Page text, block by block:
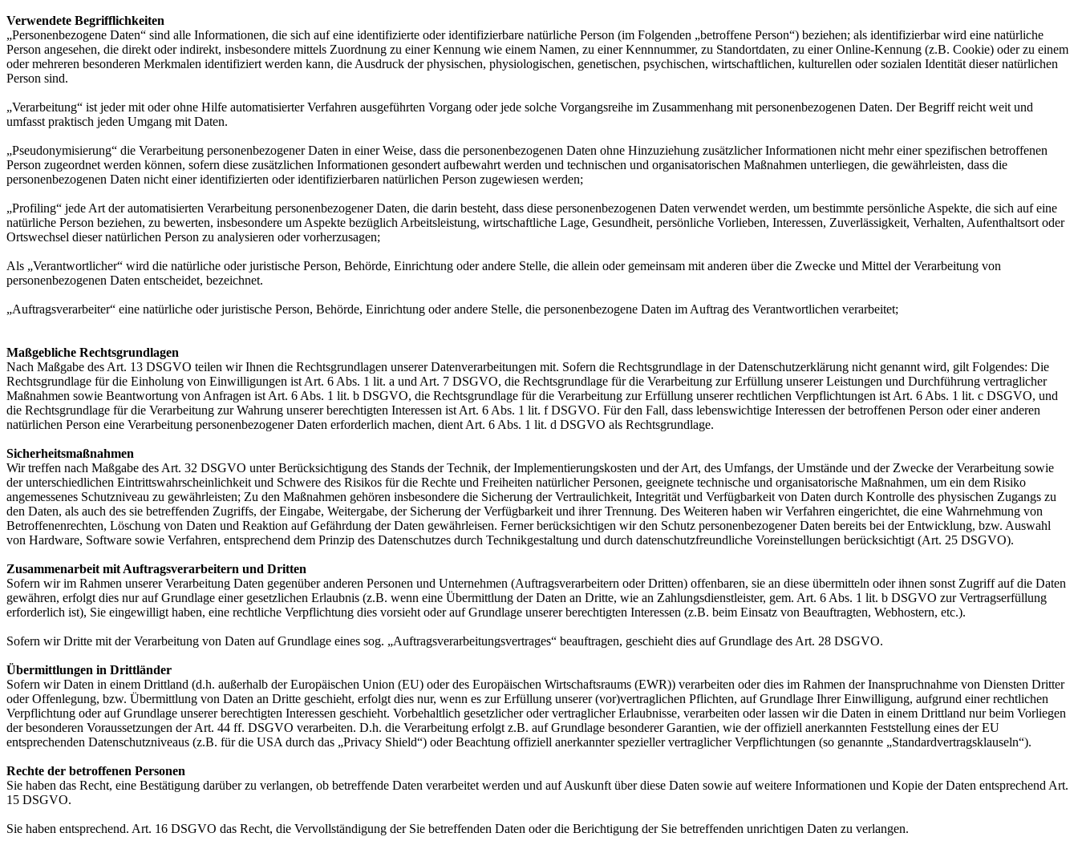
Verwendete Begrifflichkeiten
„Personenbezogene Daten“ sind alle Informationen, die sich auf eine identifizierte oder identifizierbare natürliche Person (im Folgenden „betroffene Person“) beziehen; als identifizierbar wird eine natürliche
Person angesehen, die direkt oder indirekt, insbesondere mittels Zuordnung zu einer Kennung wie einem Namen, zu einer Kennnummer, zu Standortdaten, zu einer Online-Kennung (z.B. Cookie) oder zu einem
oder mehreren besonderen Merkmalen identifiziert werden kann, die Ausdruck der physischen, physiologischen, genetischen, psychischen, wirtschaftlichen, kulturellen oder sozialen Identität dieser natürlichen
Person sind.
„Verarbeitung“ ist jeder mit oder ohne Hilfe automatisierter Verfahren ausgeführten Vorgang oder jede solche Vorgangsreihe im Zusammenhang mit personenbezogenen Daten. Der Begriff reicht weit und
umfasst praktisch jeden Umgang mit Daten.
„Pseudonymisierung“ die Verarbeitung personenbezogener Daten in einer Weise, dass die personenbezogenen Daten ohne Hinzuziehung zusätzlicher Informationen nicht mehr einer spezifischen betroffenen
Person zugeordnet werden können, sofern diese zusätzlichen Informationen gesondert aufbewahrt werden und technischen und organisatorischen Maßnahmen unterliegen, die gewährleisten, dass die
personenbezogenen Daten nicht einer identifizierten oder identifizierbaren natürlichen Person zugewiesen werden;
„Profiling“ jede Art der automatisierten Verarbeitung personenbezogener Daten, die darin besteht, dass diese personenbezogenen Daten verwendet werden, um bestimmte persönliche Aspekte, die sich auf eine
natürliche Person beziehen, zu bewerten, insbesondere um Aspekte bezüglich Arbeitsleistung, wirtschaftliche Lage, Gesundheit, persönliche Vorlieben, Interessen, Zuverlässigkeit, Verhalten, Aufenthaltsort oder
Ortswechsel dieser natürlichen Person zu analysieren oder vorherzusagen;
Als „Verantwortlicher“ wird die natürliche oder juristische Person, Behörde, Einrichtung oder andere Stelle, die allein oder gemeinsam mit anderen über die Zwecke und Mittel der Verarbeitung von
personenbezogenen Daten entscheidet, bezeichnet.
„Auftragsverarbeiter“ eine natürliche oder juristische Person, Behörde, Einrichtung oder andere Stelle, die personenbezogene Daten im Auftrag des Verantwortlichen verarbeitet;
Maßgebliche Rechtsgrundlagen
Nach Maßgabe des Art. 13 DSGVO teilen wir Ihnen die Rechtsgrundlagen unserer Datenverarbeitungen mit. Sofern die Rechtsgrundlage in der Datenschutzerklärung nicht genannt wird, gilt Folgendes: Die
Rechtsgrundlage für die Einholung von Einwilligungen ist Art. 6 Abs. 1 lit. a und Art. 7 DSGVO, die Rechtsgrundlage für die Verarbeitung zur Erfüllung unserer Leistungen und Durchführung vertraglicher
Maßnahmen sowie Beantwortung von Anfragen ist Art. 6 Abs. 1 lit. b DSGVO, die Rechtsgrundlage für die Verarbeitung zur Erfüllung unserer rechtlichen Verpflichtungen ist Art. 6 Abs. 1 lit. c DSGVO, und
die Rechtsgrundlage für die Verarbeitung zur Wahrung unserer berechtigten Interessen ist Art. 6 Abs. 1 lit. f DSGVO. Für den Fall, dass lebenswichtige Interessen der betroffenen Person oder einer anderen
natürlichen Person eine Verarbeitung personenbezogener Daten erforderlich machen, dient Art. 6 Abs. 1 lit. d DSGVO als Rechtsgrundlage.
Sicherheitsmaßnahmen
Wir treffen nach Maßgabe des Art. 32 DSGVO unter Berücksichtigung des Stands der Technik, der Implementierungskosten und der Art, des Umfangs, der Umstände und der Zwecke der Verarbeitung sowie
der unterschiedlichen Eintrittswahrscheinlichkeit und Schwere des Risikos für die Rechte und Freiheiten natürlicher Personen, geeignete technische und organisatorische Maßnahmen, um ein dem Risiko
angemessenes Schutzniveau zu gewährleisten; Zu den Maßnahmen gehören insbesondere die Sicherung der Vertraulichkeit, Integrität und Verfügbarkeit von Daten durch Kontrolle des physischen Zugangs zu
den Daten, als auch des sie betreffenden Zugriffs, der Eingabe, Weitergabe, der Sicherung der Verfügbarkeit und ihrer Trennung. Des Weiteren haben wir Verfahren eingerichtet, die eine Wahrnehmung von
Betroffenenrechten, Löschung von Daten und Reaktion auf Gefährdung der Daten gewährleisen. Ferner berücksichtigen wir den Schutz personenbezogener Daten bereits bei der Entwicklung, bzw. Auswahl
von Hardware, Software sowie Verfahren, entsprechend dem Prinzip des Datenschutzes durch Technikgestaltung und durch datenschutzfreundliche Voreinstellungen berücksichtigt (Art. 25 DSGVO).
Zusammenarbeit mit Auftragsverarbeitern und Dritten
Sofern wir im Rahmen unserer Verarbeitung Daten gegenüber anderen Personen und Unternehmen (Auftragsverarbeitern oder Dritten) offenbaren, sie an diese übermitteln oder ihnen sonst Zugriff auf die Daten
gewähren, erfolgt dies nur auf Grundlage einer gesetzlichen Erlaubnis (z.B. wenn eine Übermittlung der Daten an Dritte, wie an Zahlungsdienstleister, gem. Art. 6 Abs. 1 lit. b DSGVO zur Vertragserfüllung
erforderlich ist), Sie eingewilligt haben, eine rechtliche Verpflichtung dies vorsieht oder auf Grundlage unserer berechtigten Interessen (z.B. beim Einsatz von Beauftragten, Webhostern, etc.).
Sofern wir Dritte mit der Verarbeitung von Daten auf Grundlage eines sog. „Auftragsverarbeitungsvertrages“ beauftragen, geschieht dies auf Grundlage des Art. 28 DSGVO.
Übermittlungen in Drittländer
Sofern wir Daten in einem Drittland (d.h. außerhalb der Europäischen Union (EU) oder des Europäischen Wirtschaftsraums (EWR)) verarbeiten oder dies im Rahmen der Inanspruchnahme von Diensten Dritter
oder Offenlegung, bzw. Übermittlung von Daten an Dritte geschieht, erfolgt dies nur, wenn es zur Erfüllung unserer (vor)vertraglichen Pflichten, auf Grundlage Ihrer Einwilligung, aufgrund einer rechtlichen
Verpflichtung oder auf Grundlage unserer berechtigten Interessen geschieht. Vorbehaltlich gesetzlicher oder vertraglicher Erlaubnisse, verarbeiten oder lassen wir die Daten in einem Drittland nur beim Vorliegen
der besonderen Voraussetzungen der Art. 44 ff. DSGVO verarbeiten. D.h. die Verarbeitung erfolgt z.B. auf Grundlage besonderer Garantien, wie der offiziell anerkannten Feststellung eines der EU
entsprechenden Datenschutzniveaus (z.B. für die USA durch das „Privacy Shield“) oder Beachtung offiziell anerkannter spezieller vertraglicher Verpflichtungen (so genannte „Standardvertragsklauseln“).
Rechte der betroffenen Personen
Sie haben das Recht, eine Bestätigung darüber zu verlangen, ob betreffende Daten verarbeitet werden und auf Auskunft über diese Daten sowie auf weitere Informationen und Kopie der Daten entsprechend Art.
15 DSGVO.
Sie haben entsprechend. Art. 16 DSGVO das Recht, die Vervollständigung der Sie betreffenden Daten oder die Berichtigung der Sie betreffenden unrichtigen Daten zu verlangen.